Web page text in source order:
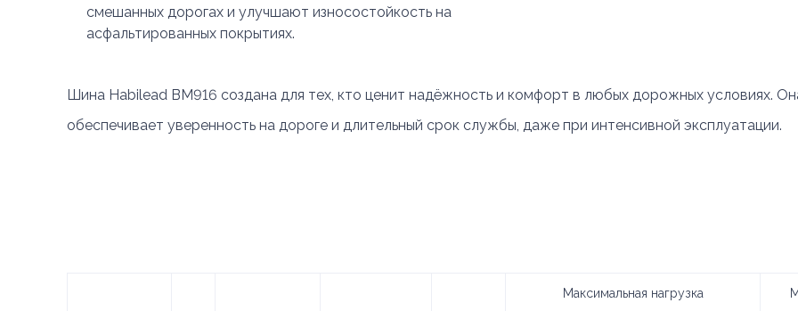
смешанных дорогах и улучшают износостойкость на
асфальтированных покрытиях.
Шина Habilead BM916 создана для тех, кто ценит надёжность и комфорт в любых дорожных условиях.
обеспечивает уверенность на дороге и длительный срок службы, даже при интенсивной эксплуатации.
Максимальная нагрузка